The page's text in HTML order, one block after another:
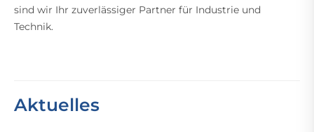
sind wir Ihr zuverlässiger Partner für Industrie und
Technik.
Aktuelles